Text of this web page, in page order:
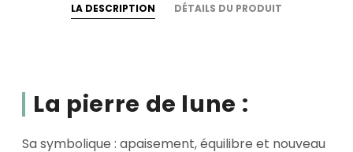
LA DESCRIPTION DÉTAILS DU PRODUIT
La pierre de lune :
Sa symbolique : apaisement, équilibre et nouveau